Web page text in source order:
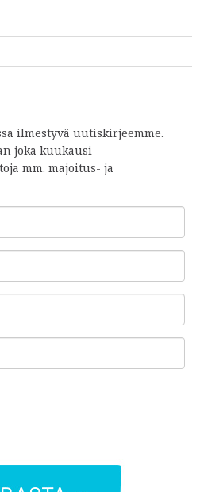
ilmestyvä uutiskirjeemme.
joka kuukausi
mm. majoitus- ja